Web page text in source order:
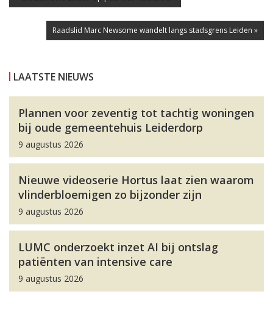
Raadslid Marc Newsome wandelt langs stadsgrens Leiden »
LAATSTE NIEUWS
Plannen voor zeventig tot tachtig woningen
bij oude gemeentehuis Leiderdorp
9 augustus 2026
Nieuwe videoserie Hortus laat zien waarom
vlinderbloemigen zo bijzonder zijn
9 augustus 2026
LUMC onderzoekt inzet AI bij ontslag
patiënten van intensive care
9 augustus 2026